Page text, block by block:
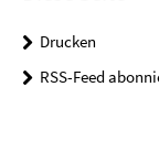
Drucken
RSS-Feed